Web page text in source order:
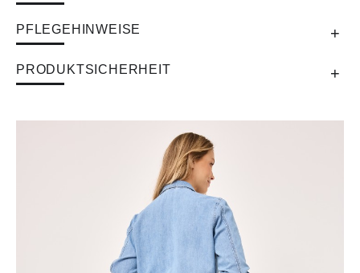
PFLEGEHINWEISE
PRODUKTSICHERHEIT